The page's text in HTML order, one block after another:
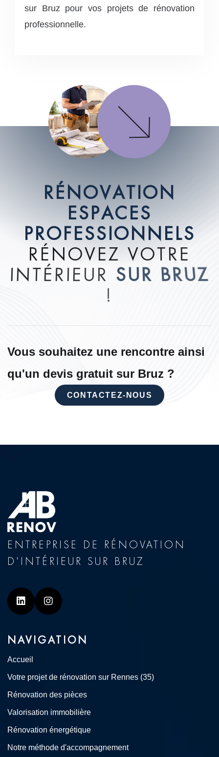
sur Bruz pour vos projets de rénovation
professionnelle.
RÉNOVATION
ESPACES
PROFESSION N ELS
RÉ NOVEZ VOTRE
INTÉRIEU R SUR BRUZ
!
Vous souhaitez une rencontre ainsi
qu'un devis gratuit sur Bruz ?
CONTACTEZ-NOUS
ENTREPRISE DE RÉNOVATION
D'INTÉRIEUR SUR BRUZ
Linkedin Instagram
NAVIGATION
Accueil
Votre projet de rénovation sur Rennes (35)
Rénovation des pièces
Valorisation immobilière
Rénovation énergétique
Notre méthode d'accompagnement